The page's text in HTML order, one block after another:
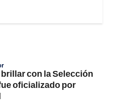
con la Selección
oficializado por